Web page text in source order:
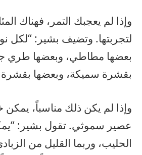
وإذا لم يعجبك التمر، فهناك
لتجربتها. وتضيف بشير: “لكل
بعضها مطاطي، وبعضها طري
بقشرة سميكة، وبعضها بقشرة
وإذا لم يكن ذلك مناسباً،
عصير سموثي. تقول بشير:
الحليب، وربما القليل من